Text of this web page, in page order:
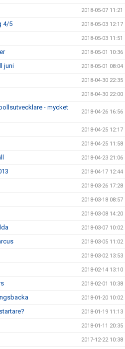
2018-05-07 11:21
4/5 2018-05-03 12:17
2018-05-03 11:51
2018-05-01 10:36
juni 2018-05-01 08:04
2018-04-30 22:35
2018-04-30 22:00
- mycket
2018-04-26 16:56
2018-04-25 12:17
2018-04-25 11:58
2018-04-23 21:06
2018-04-17 12:44
2018-03-26 17:28
2018-03-18 08:57
2018-03-08 14:20
2018-03-07 10:02
2018-03-05 11:02
2018-03-02 13:53
2018-02-14 13:10
2018-02-01 10:38
2018-01-20 10:02
2018-01-19 11:13
2018-01-11 20:35
2017-12-22 10:38